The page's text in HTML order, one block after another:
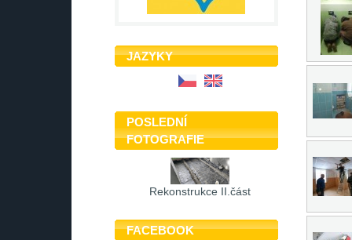
JAZYKY
POSLEDNÍ
FOTOGRAFIE
Rekonstrukce II.část
FACEBOOK